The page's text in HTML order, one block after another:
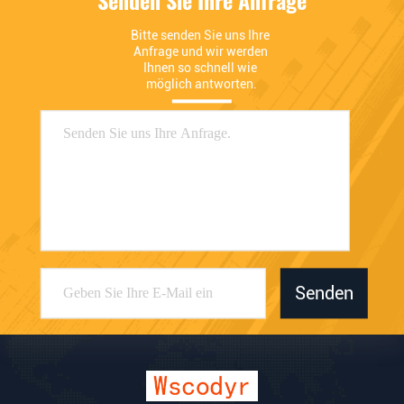
Bitte senden Sie uns Ihre
Anfrage und wir werden
Ihnen so schnell wie
möglich antworten.
Senden